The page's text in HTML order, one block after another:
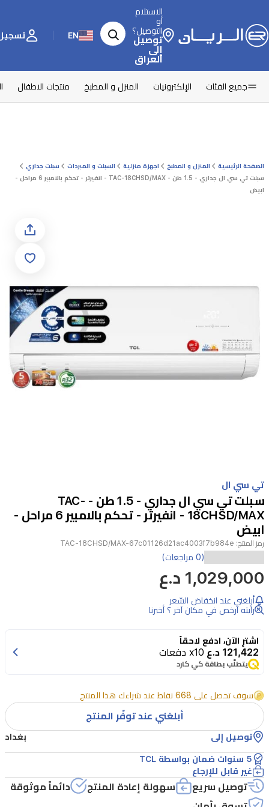
الاستلام
أو
التوصيل؟
توصيل
إلى
العراق
EN تسجيل
جميع الفئات الإلكترونيات المنزل و المطبخ منتجات الاطفال
الصفحة الرئيسية المنزل و المطبخ اجهزة منزلية السبلت و المبردات
سبلت جداري
سبلت تي سي ال جداري - 1.5 طن - TAC-18CHSD/MAX - انفيرتر - تحكم بالامبير 6 مراحل -
ابيض
1
of
1
تي سي ال
سبلت تي سي ال جداري - 1.5 طن - TAC-
18CHSD/MAX - انفيرتر - تحكم بالامبير 6 مراحل -
ابيض
رمز المنتج: TAC-18CHSD/MAX-67c01126d21ac4003f7b984e
بتكنولوجيا
تحكم
متقدمة
مكيف
الهواء
الجداري
من
تي
سي
ال،
طراز
(0 مراجعات)
1,029,000 د.ع
أبلغني عند انخفاض السّعر
رأيته أرخص في مكان آخر ؟ أخبرنا
اشترِ الآن، ادفع لاحقاً
121,422 د.ع x10 دفعات
يتطلّب بطاقة كي كارد
سوف تحصل على 668 نقاط عند شراءك هذا المنتج
أبلغني عند توفّر المنتج
توصيل إلى بغداد
5 سنوات ضمان بواسطة TCL
غير قابل للإرجاع
توصيل سريع سهولة إعادة المنتج
دائماً موثوقة